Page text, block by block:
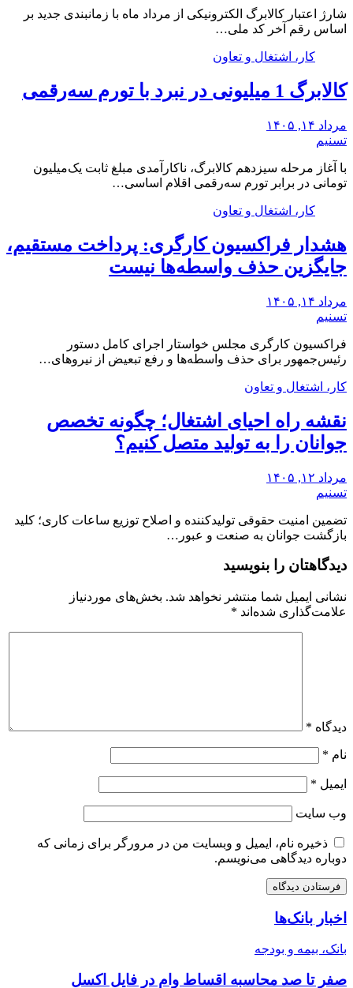
شارژ اعتبار کالابرگ الکترونیکی از مرداد ماه با زمانبندی جدید بر
اساس رقم آخر کد ملی…
کار، اشتغال و تعاون
کالابرگ 1 میلیونی در نبرد با تورم سه‌رقمی
مرداد ۱۴, ۱۴۰۵
تسنیم
با آغاز مرحله سیزدهم کالابرگ، ناکارآمدی مبلغ ثابت یک‌میلیون
تومانی در برابر تورم سه‌رقمی اقلام اساسی…
کار، اشتغال و تعاون
هشدار فراکسیون کارگری: پرداخت مستقیم،
جایگزین حذف واسطه‌ها نیست
مرداد ۱۴, ۱۴۰۵
تسنیم
فراکسیون کارگری مجلس خواستار اجرای کامل دستور
رئیس‌جمهور برای حذف واسطه‌ها و رفع تبعیض از نیروهای…
کار، اشتغال و تعاون
نقشه راه احیای اشتغال؛ چگونه تخصص
جوانان را به تولید متصل کنیم؟
مرداد ۱۲, ۱۴۰۵
تسنیم
تضمین امنیت حقوقی تولیدکننده و اصلاح توزیع ساعات کاری؛ کلید
بازگشت جوانان به صنعت و عبور…
دیدگاهتان را بنویسید
نشانی ایمیل شما منتشر نخواهد شد. بخش‌های موردنیاز
علامت‌گذاری شده‌اند *
دیدگاه *
نام *
ایمیل *
وب‌ سایت
ذخیره نام، ایمیل و وبسایت من در مرورگر برای زمانی که
دوباره دیدگاهی می‌نویسم.
اخبار بانک‌ها
بانک، بیمه و بودجه
صفر تا صد محاسبه اقساط وام در فایل اکسل